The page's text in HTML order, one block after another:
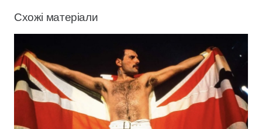
Схожі матеріали